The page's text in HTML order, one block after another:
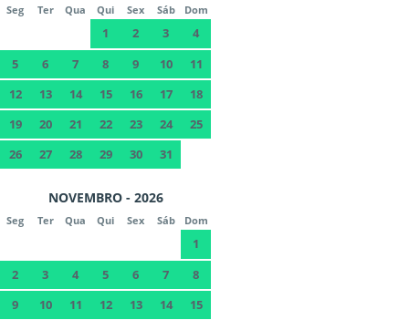
Seg Ter Qua Qui Sex Sáb Dom
1 2 3
4
5
6 7 8 9 10
11
12
13 14 15 16 17
18
19
20 21 22 23 24
25
26
27 28 29 30 31
NOVEMBRO - 2026
Seg Ter Qua Qui Sex Sáb Dom
1
2
3 4 5 6 7
8
9
10 11 12 13 14
15